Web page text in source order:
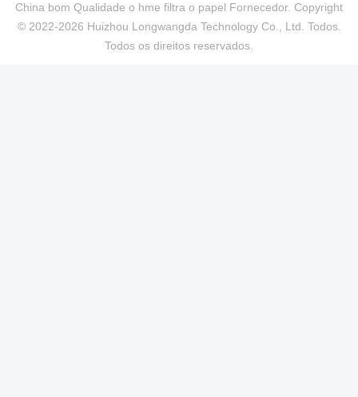
China bom Qualidade o hme filtra o papel Fornecedor. Copyright
© 2022-2026 Huizhou Longwangda Technology Co., Ltd. Todos.
Todos os direitos reservados.